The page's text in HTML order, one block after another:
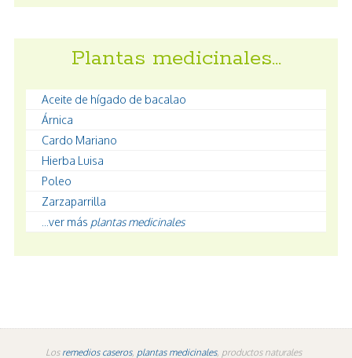
Plantas medicinales…
Aceite de hígado de bacalao
Árnica
Cardo Mariano
Hierba Luisa
Poleo
Zarzaparrilla
...ver más plantas medicinales
Los remedios caseros, plantas medicinales, productos naturales